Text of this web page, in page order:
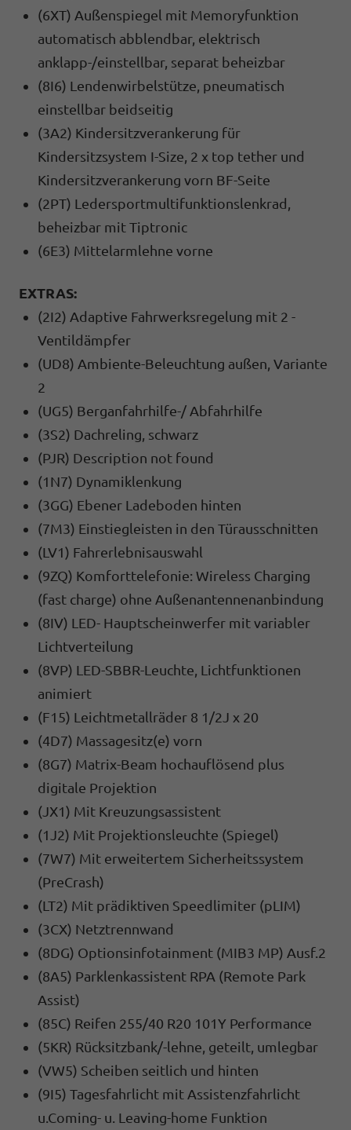
(6XT) Außenspiegel mit Memoryfunktion
automatisch abblendbar, elektrisch
anklapp-/einstellbar, separat beheizbar
(8I6) Lendenwirbelstütze, pneumatisch
einstellbar beidseitig
(3A2) Kindersitzverankerung für
Kindersitzsystem I-Size, 2 x top tether und
Kindersitzverankerung vorn BF-Seite
(2PT) Ledersportmultifunktionslenkrad,
beheizbar mit Tiptronic
(6E3) Mittelarmlehne vorne
EXTRAS:
(2I2) Adaptive Fahrwerksregelung mit 2 -
Ventildämpfer
(UD8) Ambiente-Beleuchtung außen, Variante
2
(UG5) Berganfahrhilfe-/ Abfahrhilfe
(3S2) Dachreling, schwarz
(PJR) Description not found
(1N7) Dynamiklenkung
(3GG) Ebener Ladeboden hinten
(7M3) Einstiegleisten in den Türausschnitten
(LV1) Fahrerlebnisauswahl
(9ZQ) Komforttelefonie: Wireless Charging
(fast charge) ohne Außenantennenanbindung
(8IV) LED- Hauptscheinwerfer mit variabler
Lichtverteilung
(8VP) LED-SBBR-Leuchte, Lichtfunktionen
animiert
(F15) Leichtmetallräder 8 1/2J x 20
(4D7) Massagesitz(e) vorn
(8G7) Matrix-Beam hochauflösend plus
digitale Projektion
(JX1) Mit Kreuzungsassistent
(1J2) Mit Projektionsleuchte (Spiegel)
(7W7) Mit erweitertem Sicherheitssystem
(PreCrash)
(LT2) Mit prädiktiven Speedlimiter (pLIM)
(3CX) Netztrennwand
(8DG) Optionsinfotainment (MIB3 MP) Ausf.2
(8A5) Parklenkassistent RPA (Remote Park
Assist)
(85C) Reifen 255/40 R20 101Y Performance
(5KR) Rücksitzbank/-lehne, geteilt, umlegbar
(VW5) Scheiben seitlich und hinten
(9I5) Tagesfahrlicht mit Assistenzfahrlicht
u.Coming- u. Leaving-home Funktion